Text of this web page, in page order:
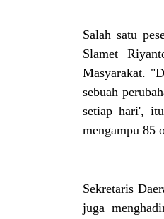
Salah satu
Slamet
Masyarakat.
sebuah
setiap hari',
mengampu 85
Sekretaris
juga